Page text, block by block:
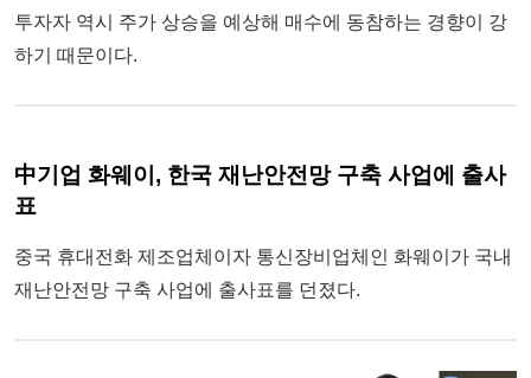
투자자 역시 주가 상승을 예상해 매수에 동참하는 경향이 강
하기 때문이다.
中기업 화웨이, 한국 재난안전망 구축 사업에 출사
표
중국 휴대전화 제조업체이자 통신장비업체인 화웨이가 국내
재난안전망 구축 사업에 출사표를 던졌다.